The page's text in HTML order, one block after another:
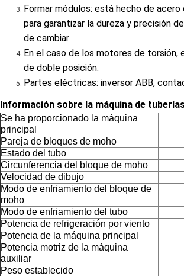
Formar módulos: está hecho de
para garantizar la dureza y precisión
de cambiar
En el caso de los motores de
de doble posición.
Partes eléctricas: inversor ABB,
Información sobre la máquina de
Se ha proporcionado la máquina
principal
Pareja de bloques de moho
Estado del tubo
Circunferencia del bloque de moho
Velocidad de dibujo
Modo de enfriamiento del bloque de
moho
Modo de enfriamiento del tubo
Potencia de refrigeración por viento
Potencia de la máquina principal
Potencia motriz de la máquina
auxiliar
Peso establecido